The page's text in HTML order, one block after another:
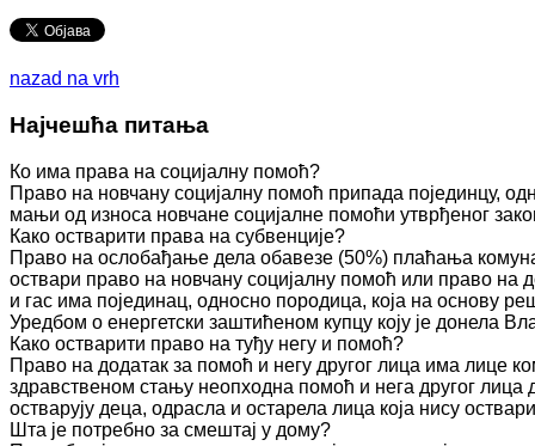
nazad na vrh
Најчешћа питања
Ко има права на социјалну помоћ?
Право на новчану социјалну помоћ припада појединцу,
мањи од износа новчане социјалне помоћи утврђеног
Како остварити права на субвенције?
Право на ослобађање дела обавезе (50%) плаћања
оствари право на новчану социјалну помоћ или право на
и гас има појединац, односно породица, која на основу
Уредбом о енергетски заштићеном купцу коју је донела
Како остварити право на туђу негу и помоћ?
Право на додатак за помоћ и негу другог лица има лице
здравственом стању неопходна помоћ и нега другог
остварују деца, одрасла и остарела лица која нису
Шта је потребно за смештај у дому?